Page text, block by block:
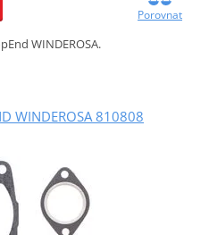
Porovnat
WINDEROSA.
WINDEROSA 810808